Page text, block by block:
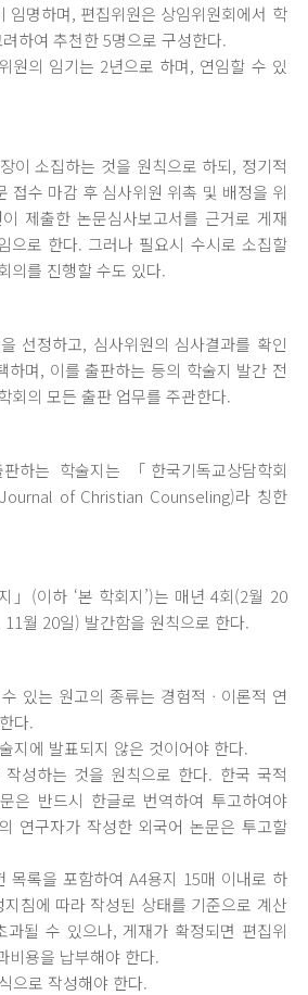
임명하며, 편집위원은 상임위원회에서 학
하여 추천한 5명으로 구성한다.
원의 임기는 2년으로 하며, 연임할 수 있
이 소집하는 것을 원칙으로 하되, 정기적
접수 마감 후 심사위원 위촉 및 배정을 위
제출한 논문심사보고서를 근거로 게재
으로 한다. 그러나 필요시 수시로 소집할
의를 진행할 수도 있다.
선정하고, 심사위원의 심사결과를 확인
하며, 이를 출판하는 등의 학술지 발간 전
회의 모든 출판 업무를 주관한다.
하는 학술지는 「한국기독교상담학회
of Christian Counseling)라 칭한
」(이하 ‘본 학회지’)는 매년 4회(2월 20
월 20일) 발간함을 원칙으로 한다.
있는 원고의 종류는 경험적ㆍ이론적 연
다.
지에 발표되지 않은 것이어야 한다.
성하는 것을 원칙으로 한다. 한국 국적
은 반드시 한글로 번역하여 투고하여야
연구자가 작성한 외국어 논문은 투고할
목록을 포함하여 A4용지 15매 이내로 하
침에 따라 작성된 상태를 기준으로 계산
과될 수 있으나, 게재가 확정되면 편집위
비용을 납부해야 한다.
으로 작성해야 한다.